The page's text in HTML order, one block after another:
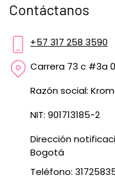
Contáctanos
+57 317 258 3590
Carrera 73 c #3a
Razón social:
NIT: 901713185-2
Dirección
Bogotá
Teléfono: